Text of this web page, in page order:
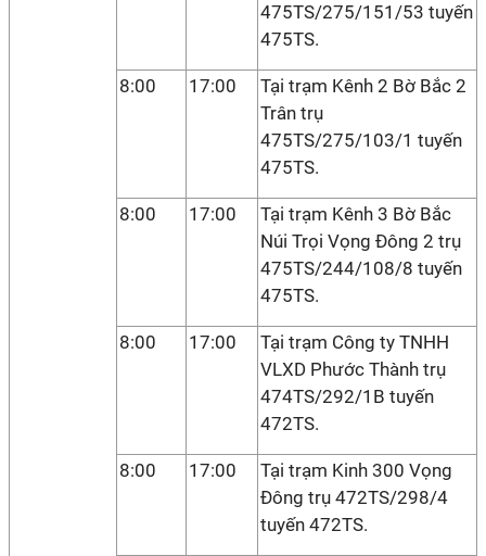
475TS/275/151/53 tuyến
475TS.
8:00 17:00
Tại trạm Kênh 2 Bờ Bắc 2
Trân trụ
475TS/275/103/1 tuyến
475TS.
8:00 17:00
Tại trạm Kênh 3 Bờ Bắc
Núi Trọi Vọng Đông 2 trụ
475TS/244/108/8 tuyến
475TS.
8:00 17:00
Tại trạm Công ty TNHH
VLXD Phước Thành trụ
474TS/292/1B tuyến
472TS.
8:00 17:00
Tại trạm Kinh 300 Vọng
Đông trụ 472TS/298/4
tuyến 472TS.